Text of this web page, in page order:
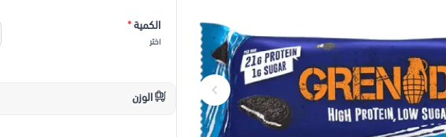
الكمية*
اختر
الوزن